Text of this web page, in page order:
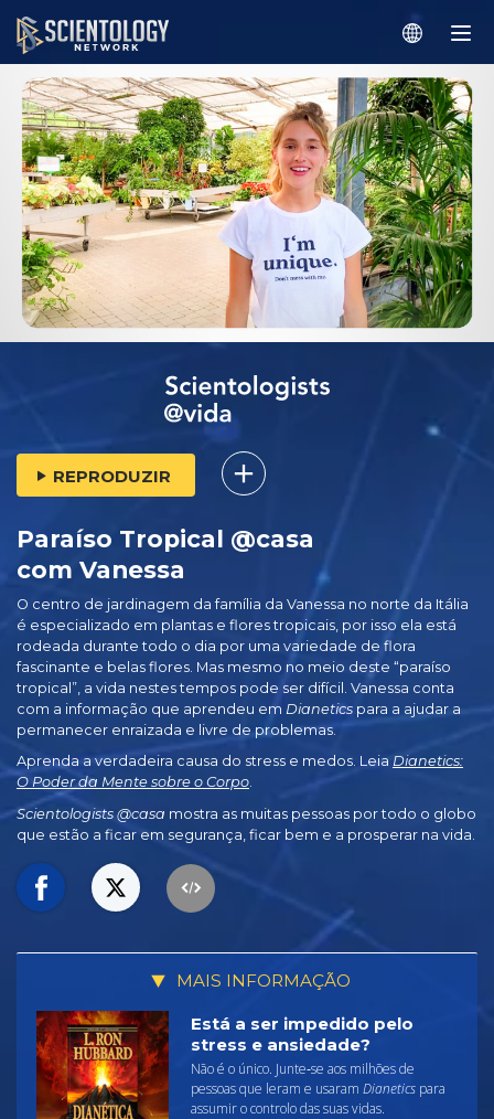
REPRODUZIR
Paraíso Tropical @casa
com Vanessa
O centro de jardinagem da família da Vanessa no norte da Itália
é especializado em plantas e flores tropicais, por isso ela está
rodeada durante todo o dia por uma variedade de flora
fascinante e belas flores. Mas mesmo no meio deste “paraíso
tropical”, a vida nestes tempos pode ser difícil. Vanessa conta
com a informação que aprendeu em Dianetics para a ajudar a
permanecer enraizada e livre de problemas.
Aprenda a verdadeira causa do stress e medos. Leia Dianetics:
O Poder da Mente sobre o Corpo.
Scientologists @casa mostra as muitas pessoas por todo o globo
que estão a ficar em segurança, ficar bem e a prosperar na vida.
MAIS INFORMAÇÃO
Está a ser impedido pelo
stress e ansiedade?
Não é o único. Junte‑se aos milhões de
pessoas que leram e usaram Dianetics para
assumir o controlo das suas vidas.